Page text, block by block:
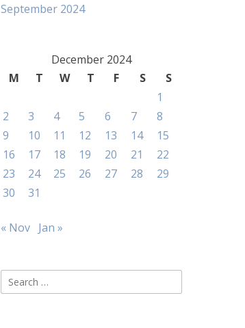
September 2024
December 2024
M
T W T F S
S
1
2
3 4 5 6 7
8
9
10 11 12 13 14
15
16
17 18 19 20 21
22
23
24 25 26 27 28
29
30
31
« Nov Jan »
Search
for: